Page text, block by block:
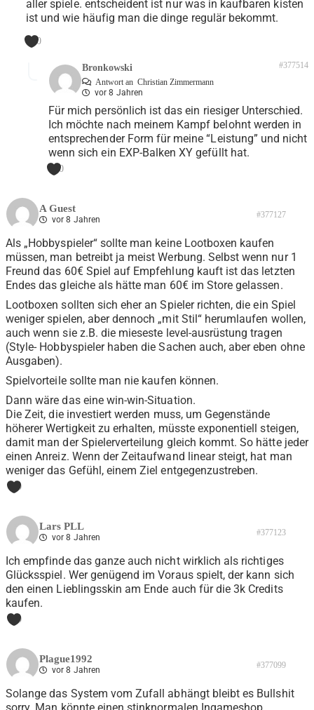
aller spiele. entscheident ist nur was in kaufbaren kisten
ist und wie häufig man die dinge regulär bekommt.
0
Bronkowski
Antwort an Christian Zimmermann
vor 8 Jahren
#377514
Für mich persönlich ist das ein riesiger Unterschied.
Ich möchte nach meinem Kampf belohnt werden in
entsprechender Form für meine “Leistung” und nicht
wenn sich ein EXP-Balken XY gefüllt hat.
0
A Guest
vor 8 Jahren #377127
Als „Hobbyspieler“ sollte man keine Lootboxen kaufen
müssen, man betreibt ja meist Werbung. Selbst wenn nur 1
Freund das 60€ Spiel auf Empfehlung kauft ist das letzten
Endes das gleiche als hätte man 60€ im Store gelassen.
Lootboxen sollten sich eher an Spieler richten, die ein Spiel
weniger spielen, aber dennoch „mit Stil“ herumlaufen wollen,
auch wenn sie z.B. die mieseste level-ausrüstung tragen
(Style- Hobbyspieler haben die Sachen auch, aber eben ohne
Ausgaben).
Spielvorteile sollte man nie kaufen können.
Dann wäre das eine win-win-Situation.
Die Zeit, die investiert werden muss, um Gegenstände
höherer Wertigkeit zu erhalten, müsste exponentiell steigen,
damit man der Spielerverteilung gleich kommt. So hätte jeder
einen Anreiz. Wenn der Zeitaufwand linear steigt, hat man
weniger das Gefühl, einem Ziel entgegenzustreben.
0
Lars PLL
vor 8 Jahren #377123
Ich empfinde das ganze auch nicht wirklich als richtiges
Glücksspiel. Wer genügend im Voraus spielt, der kann sich
den einen Lieblingsskin am Ende auch für die 3k Credits
kaufen.
0
Plague1992
vor 8 Jahren #377099
Solange das System vom Zufall abhängt bleibt es Bullshit